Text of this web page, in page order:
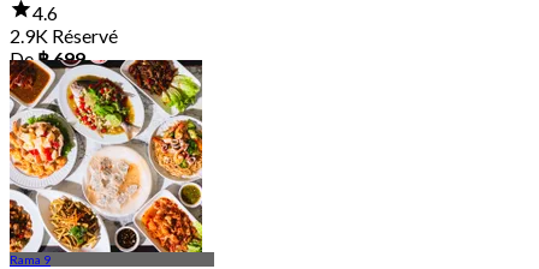
4.6
2.9K Réservé
De฿ 699
Rama 9